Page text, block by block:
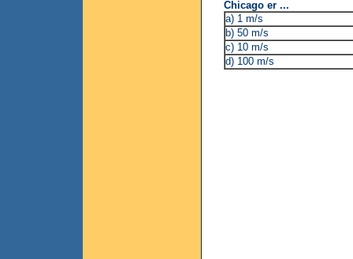
Chicago er ...
a) 1 m/s
b) 50 m/s
c) 10 m/s
d) 100 m/s